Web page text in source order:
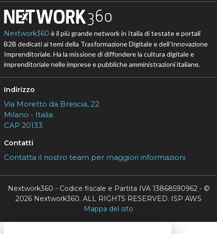
Nextwork360 è il più grande network in Italia di testate e portali
B2B dedicati ai temi della Trasformazione Digitale e dell’Innovazione
Imprenditoriale. Ha la missione di diffondere la cultura digitale e
imprenditoriale nelle imprese e pubbliche amministrazioni italiane.
Indirizzo
Via Moretto da Brescia, 22
Milano - Italia
CAP 20133
Contatti
Contatta il nostro team per maggiori informazioni
Nextwork360 - Codice fiscale e Partita IVA 13868590962 - ©
2026 Nextwork360. ALL RIGHTS RESERVED. ISP AWS
Mappa del sito